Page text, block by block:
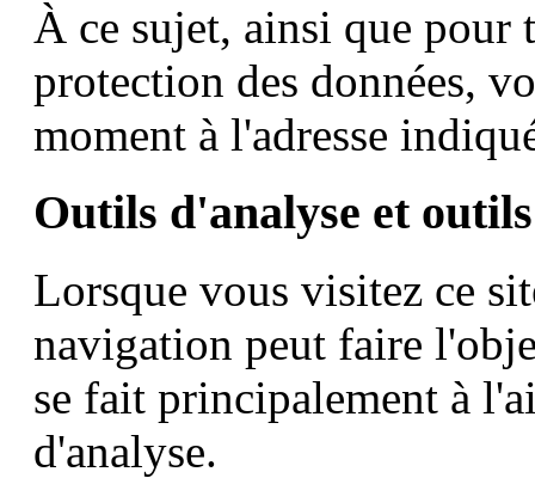
À ce sujet, ainsi que pour
protection des données,
moment à l'adresse
Outils d'analyse et
Lorsque vous visitez ce
navigation peut faire
se fait principalement à
d'analyse.